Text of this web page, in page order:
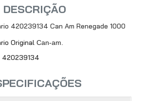
DESCRIÇÃO
420239134 Can Am Renegade 1000
Original Can-am.
420239134